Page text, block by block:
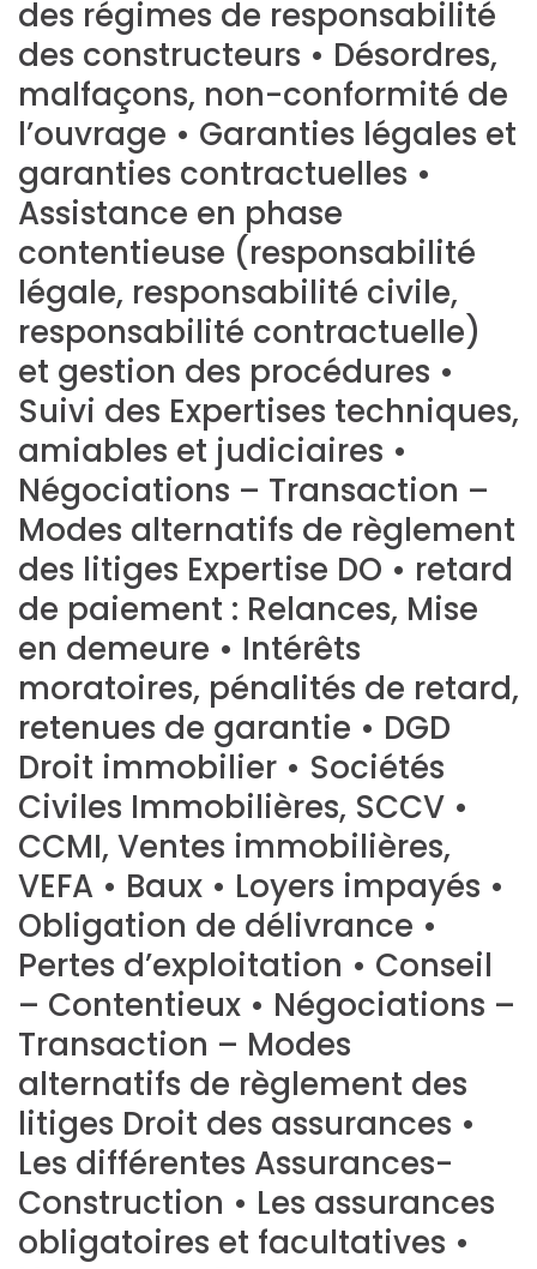
des régimes de responsabilité
des constructeurs • Désordres,
malfaçons, non-conformité de
l’ouvrage • Garanties légales et
garanties contractuelles •
Assistance en phase
contentieuse (responsabilité
légale, responsabilité civile,
responsabilité contractuelle)
et gestion des procédures •
Suivi des Expertises techniques,
amiables et judiciaires •
Négociations – Transaction –
Modes alternatifs de règlement
des litiges Expertise DO • retard
de paiement : Relances, Mise
en demeure • Intérêts
moratoires, pénalités de retard,
retenues de garantie • DGD
Droit immobilier • Sociétés
Civiles Immobilières, SCCV •
CCMI, Ventes immobilières,
VEFA • Baux • Loyers impayés •
Obligation de délivrance •
Pertes d’exploitation • Conseil
– Contentieux • Négociations –
Transaction – Modes
alternatifs de règlement des
litiges Droit des assurances •
Les différentes Assurances-
Construction • Les assurances
obligatoires et facultatives •